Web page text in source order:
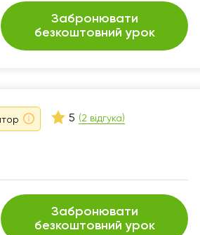
Забронювати
безкоштовний урок
5 (2 відгука)
Забронювати
безкоштовний урок